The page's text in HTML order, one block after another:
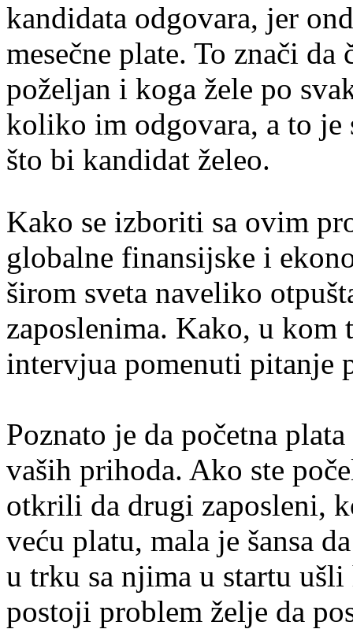
kandidata odgovara, jer
mesečne plate. To znači
poželjan i koga žele po
koliko im odgovara, a to je
što bi kandidat želeo.
Kako se izboriti sa ovim
globalne finansijske i
širom sveta naveliko
zaposlenima. Kako, u
intervjua pomenuti pitanje
Poznato je da početna
vaših prihoda. Ako ste
otkrili da drugi zaposleni,
veću platu, mala je šansa
u trku sa njima u startu
postoji problem želje da